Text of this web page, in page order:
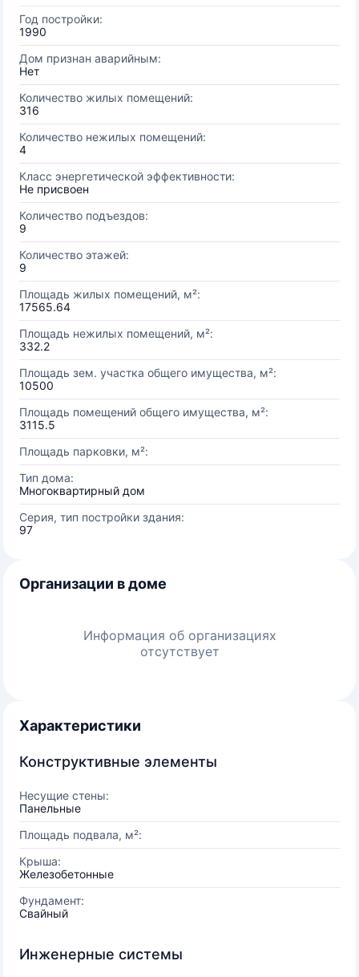
Год постройки:
1990
Дом признан аварийным:
Нет
Количество жилых помещений:
316
Количество нежилых помещений:
4
Класс энергетической эффективности:
Не присвоен
Количество подъездов:
9
Количество этажей:
9
Площадь жилых помещений, м²:
17565.64
Площадь нежилых помещений, м²:
332.2
Площадь зем. участка общего имущества, м²:
10500
Площадь помещений общего имущества, м²:
3115.5
Площадь парковки, м²:
Тип дома:
Многоквартирный дом
Серия, тип постройки здания:
97
Организации в доме
Информация об организациях
отсутствует
Характеристики
Конструктивные элементы
Несущие стены:
Панельные
Площадь подвала, м²:
Крыша:
Железобетонные
Фундамент:
Свайный
Инженерные системы